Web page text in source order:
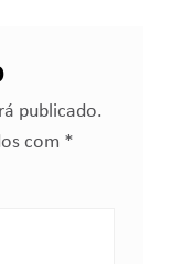
publicado.
com *